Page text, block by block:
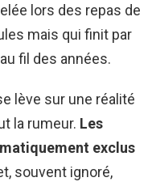
lors des repas de
mais qui finit par
fil des années.
lève sur une réalité
la rumeur. Les
exclus
souvent ignoré,